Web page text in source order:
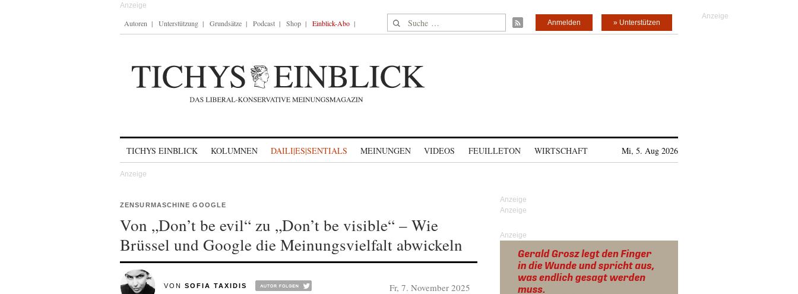
Autoren Unterstützung Grundsätze Podcast Shop Einblick-Abo Suche nach: » Unterstützen
Anmelden
TICHYS EINBLICK KOLUMNEN DAILI|ES|SENTIALS MEINUNGEN VIDEOS FEUILLETON WIRTSCHAFT Mi, 5. Aug 2026
ZENSURMASCHINE GOOGLE
Von „Don’t be evil“ zu „Don’t be visible“ – Wie
Brüssel und Google die Meinungsvielfalt abwickeln
VON SOFIA TAXIDIS Fr, 7. November 2025
Anzeige